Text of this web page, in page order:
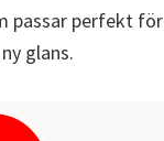
passar perfekt för
glans.